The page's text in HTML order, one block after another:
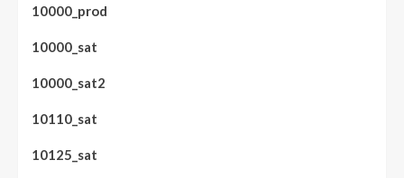
10000_prod
10000_sat
10000_sat2
10110_sat
10125_sat